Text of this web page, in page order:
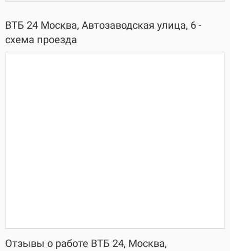
ВТБ 24 Москва, Автозаводская улица, 6 -
схема проезда
Отзывы о работе ВТБ 24, Москва,